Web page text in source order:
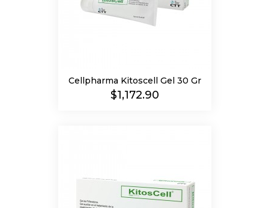
Cellpharma Kitoscell Gel 30 Gr
Precio
$1,172.90